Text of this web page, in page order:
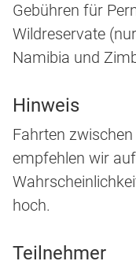
Gebühren für
Wildreservate
Namibia und
Hinweis
Fahrten
empfehlen wir
hoch.
Teilnehmer